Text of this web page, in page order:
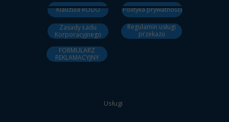
FORMULARZ
REKLAMACYJNY
Zasady Ładu
Korporacyjnego
Regulamin usługi
przekazu
pieniężnego
Klauzula RODO Polityka prywatności
Usługi